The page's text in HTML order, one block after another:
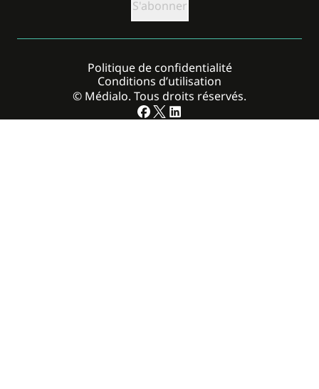
© Médialo. Tous droits réservés.
Politique de confidentialité
Conditions d’utilisation